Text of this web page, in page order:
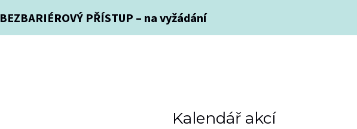
BEZBARIÉROVÝ PŘÍSTUP – na vyžádání
Kalendář akcí